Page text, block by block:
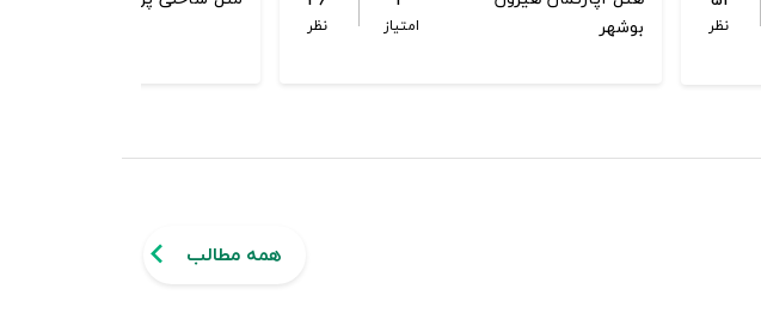
نظر
بوشهر
امتیاز نظر
همه مطالب